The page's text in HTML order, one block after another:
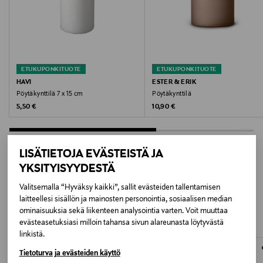
LISÄTIETOJA EVÄSTEISTÄ JA
YKSITYISYYDESTÄ
Valitsemalla “Hyväksy kaikki”, sallit evästeiden tallentamisen
laitteellesi sisällön ja mainosten personointia, sosiaalisen median
ominaisuuksia sekä liikenteen analysointia varten. Voit muuttaa
evästeasetuksiasi milloin tahansa sivun alareunasta löytyvästä
linkistä.
Tietoturva ja evästeiden käyttö
Valmistusmaa
Suomi
Valmistajan tuotenumero
Valmistaja
Havi Oy
Valmistajan osoite
ETUKUPONKITUOTE
HAVI
Pöytäkynttilä 7 x 15 cm
Original Price
5,50 €
ETUKUPONKITUOTE
ESTER & ERIK
Pöytäkynttilä
Original Price
10,90 €
LISÄÄ KIINNOSTAVIA
TUOTTEITA